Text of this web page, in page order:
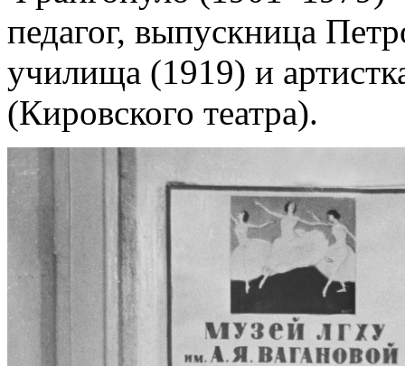
педагог, выпускница
училища (1919) и
(Кировского театра).